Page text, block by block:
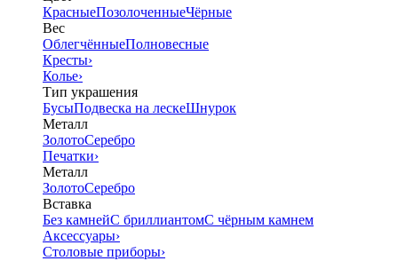
КрасныеПозолоченныеЧёрные
Вес
ОблегчённыеПолновесные
Кресты›
Колье›
Тип украшения
БусыПодвеска на лескеШнурок
Металл
ЗолотоСеребро
Печатки›
Металл
ЗолотоСеребро
Вставка
Без камнейС бриллиантомС чёрным камнем
Аксессуары›
Столовые приборы›